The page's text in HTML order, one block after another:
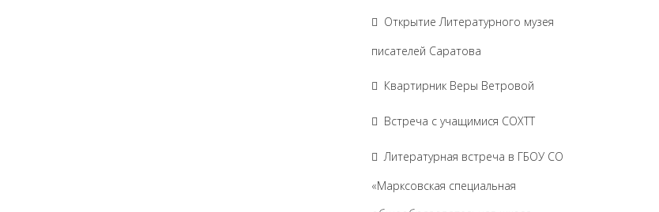
Открытие Литературного музея
писателей Саратова
Квартирник Веры Ветровой
Встреча с учащимися СОХТТ
Литературная встреча в ГБОУ СО
«Марксовская специальная